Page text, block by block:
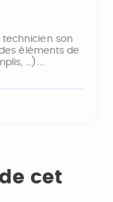
technicien son
éléments de
…).…
cet